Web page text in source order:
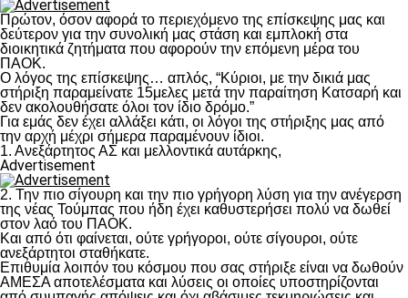
Πρώτον, όσον αφορά το περιεχόμενο της επίσκεψης μας και
δεύτερον για την συνολική μας στάση και εμπλοκή στα
διοικητικά ζητήματα που αφορούν την επόμενη μέρα του
ΠΑΟΚ.
Ο λόγος της επίσκεψης… απλός, “Κύριοι, με την δικιά μας
στήριξη παραμείνατε 15μελες μετά την παραίτηση Κατσαρή και
δεν ακολουθήσατε όλοι τον ίδιο δρόμο.”
Για εμάς δεν έχει αλλάξει κάτι, οι λόγοι της στήριξης μας από
την αρχή μέχρι σήμερα παραμένουν ίδιοι.
1. Ανεξάρτητος ΑΣ και μελλοντικά αυτάρκης,
Advertisement
2. Την πιο σίγουρη και την πιο γρήγορη λύση για την ανέγερση
της νέας Τούμπας που ήδη έχει καθυστερήσει πολύ να δωθεί
στον λαό του ΠΑΟΚ.
Και από ότι φαίνεται, ούτε γρήγοροι, ούτε σίγουροι, ούτε
ανεξάρτητοι σταθήκατε.
Επιθυμία λοιπόν του κόσμου που σας στήριξε είναι να δωθούν
ΑΜΕΣΑ αποτελέσματα και λύσεις οι οποίες υποστηρίζονται